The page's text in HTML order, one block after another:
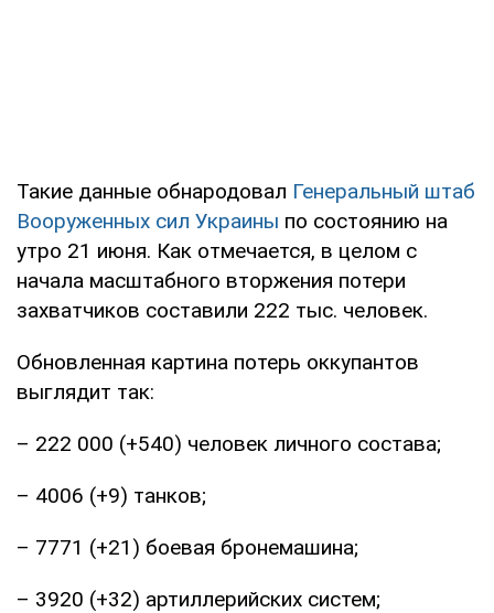
Такие данные обнародовал Генеральный штаб
Вооруженных сил Украины по состоянию на
утро 21 июня. Как отмечается, в целом с
начала масштабного вторжения потери
захватчиков составили 222 тыс. человек.
Обновленная картина потерь оккупантов
выглядит так:
– 222 000 (+540) человек личного состава;
– 4006 (+9) танков;
– 7771 (+21) боевая бронемашина;
– 3920 (+32) артиллерийских систем;